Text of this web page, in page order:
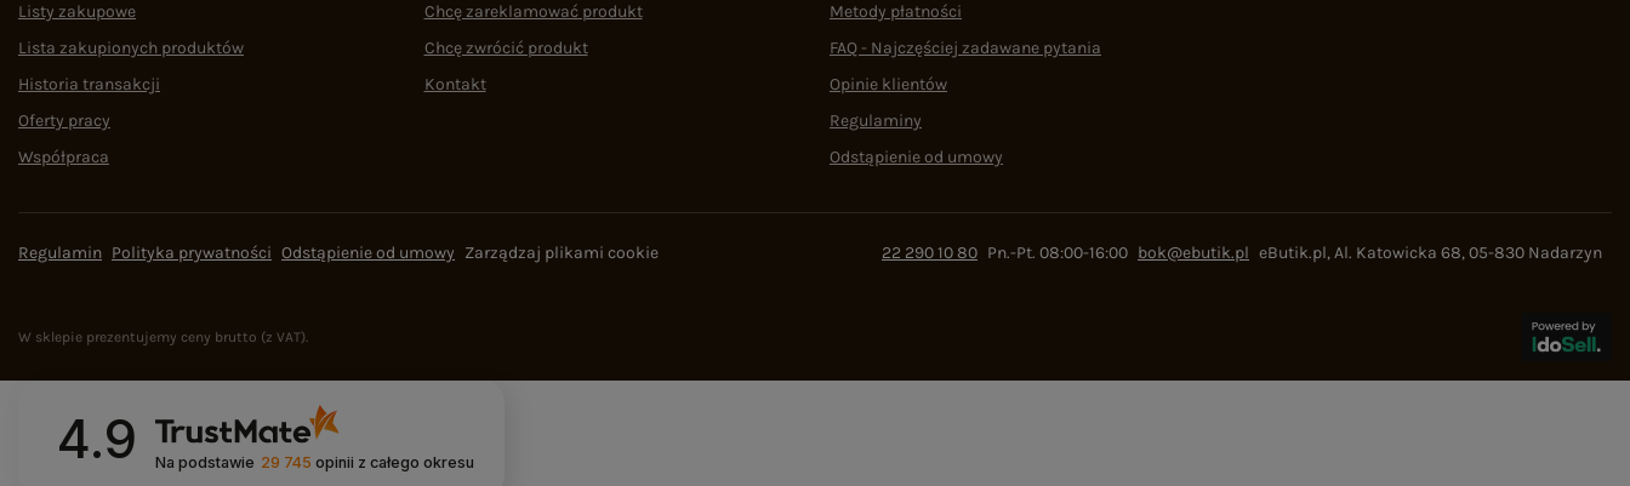
Listy zakupowe
Lista zakupionych produktów
Historia transakcji
Oferty pracy
Współpraca
Chcę zareklamować produkt
Chcę zwrócić produkt
Kontakt
Metody płatności
FAQ - Najczęściej zadawane pytania
Opinie klientów
Regulaminy
Odstąpienie od umowy
Regulamin Polityka prywatności Odstąpienie od umowy Zarządzaj plikami cookie 22 290 10 80 Pn.-Pt. 08:00-16:00 bok@ebutik.pl eButik.pl,Al. Katowicka 68,05-830 Nadarzyn
W sklepie prezentujemy ceny brutto (z VAT).
4.9 Na podstawie 29 745 opinii z całego okresu